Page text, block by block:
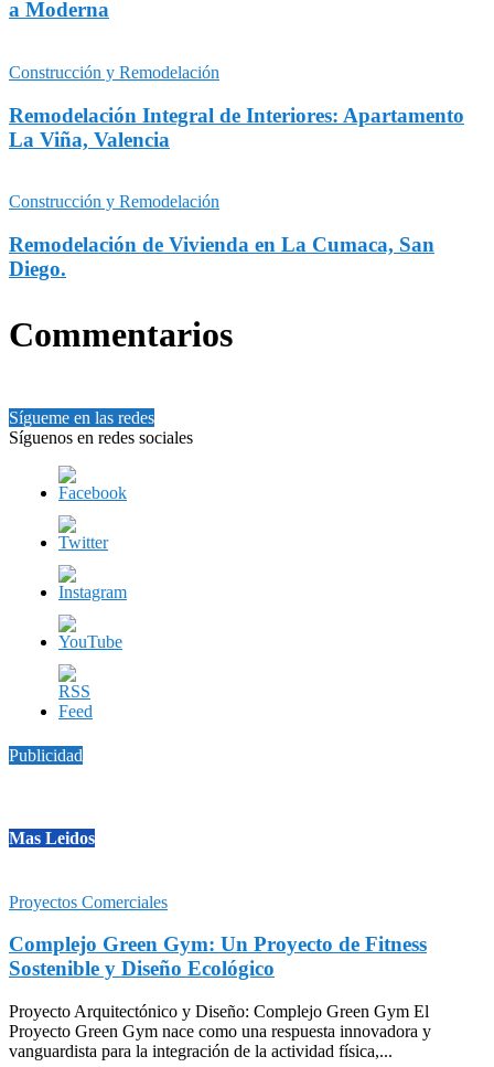
a Moderna
Construcción y Remodelación
Remodelación Integral de Interiores: Apartamento
La Viña, Valencia
Construcción y Remodelación
Remodelación de Vivienda en La Cumaca, San
Diego.
Commentarios
Sígueme en las redes
Síguenos en redes sociales
Publicidad
Mas Leidos
Proyectos Comerciales
Complejo Green Gym: Un Proyecto de Fitness
Sostenible y Diseño Ecológico
Proyecto Arquitectónico y Diseño: Complejo Green Gym El
Proyecto Green Gym nace como una respuesta innovadora y
vanguardista para la integración de la actividad física,...